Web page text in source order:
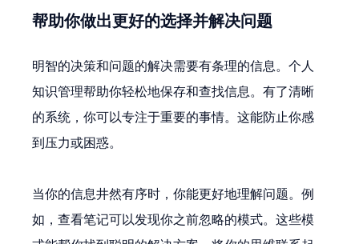
帮助你做出更好的选择并解决问题
明智的决策和问题的解决需要有条理的信息。个人
知识管理帮助你轻松地保存和查找信息。有了清晰
的系统，你可以专注于重要的事情。这能防止你感
到压力或困惑。
当你的信息井然有序时，你能更好地理解问题。例
如，查看笔记可以发现你之前忽略的模式。这些模